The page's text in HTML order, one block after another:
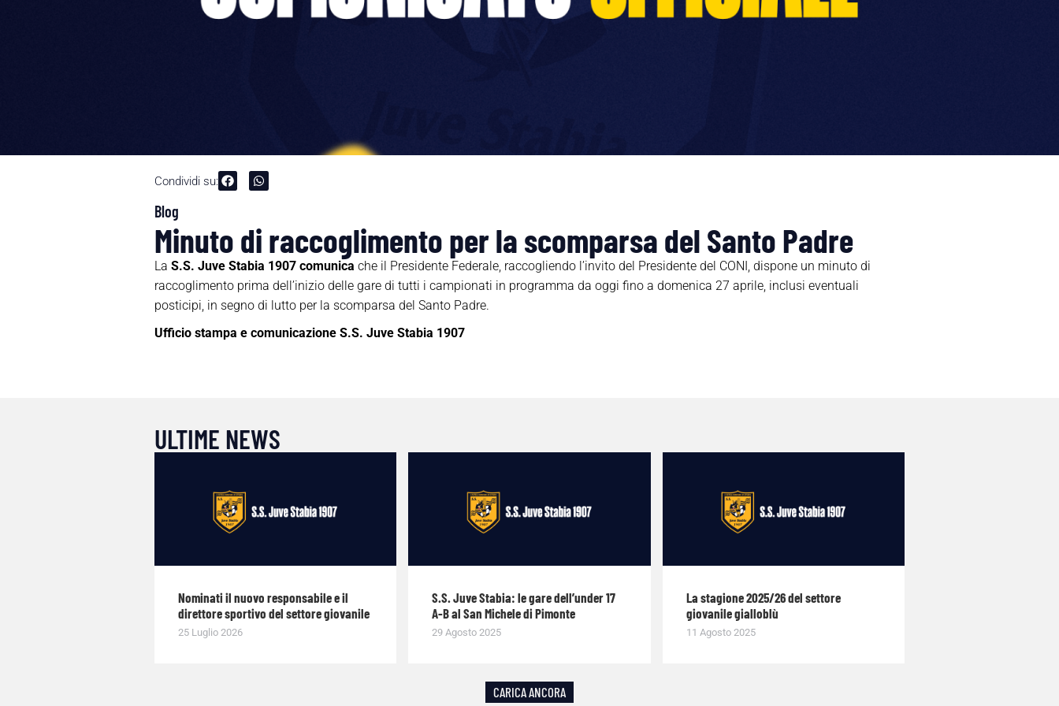
Condividi su:
Blog
Minuto di raccoglimento per la scomparsa del Santo Padre
La S.S. Juve Stabia 1907 comunica che il Presidente Federale, raccogliendo l’invito del Presidente del CONI, dispone un minuto di
raccoglimento prima dell’inizio delle gare di tutti i campionati in programma da oggi fino a domenica 27 aprile, inclusi eventuali
posticipi, in segno di lutto per la scomparsa del Santo Padre.
Ufficio stampa e comunicazione S.S. Juve Stabia 1907
ULTIME NEWS
Nominati il nuovo responsabile e il
direttore sportivo del settore giovanile
25 Luglio 2026
S.S. Juve Stabia: le gare dell’under 17
A-B al San Michele di Pimonte
29 Agosto 2025
La stagione 2025/26 del settore
giovanile gialloblù
11 Agosto 2025
CARICA ANCORA